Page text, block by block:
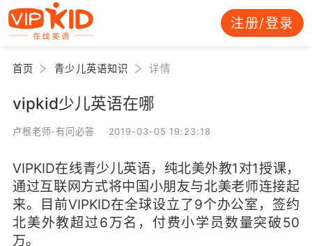
注册/登录
首页 青少儿英语知识 详情
vipkid少儿英语在哪
卢根老师-有问必答 2019-03-05 19:23:18
VIPKID在线青少儿英语，纯北美外教1对1授课，
通过互联网方式将中国小朋友与北美老师连接起
来。目前VIPKID在全球设立了9个办公室，签约
北美外教超过6万名，付费小学员数量突破50
万。